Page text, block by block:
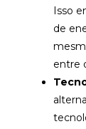
Isso
de
entre